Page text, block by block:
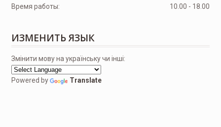
Время работы:
10.00 - 18.00
ИЗМЕНИТЬ ЯЗЫК
Змінити мову на українську чи інші:
Powered by Translate